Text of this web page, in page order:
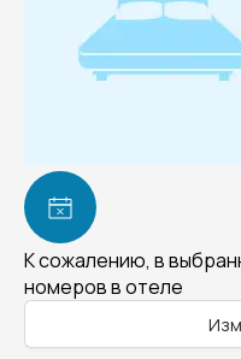
К сожалению, в
номеров в отеле